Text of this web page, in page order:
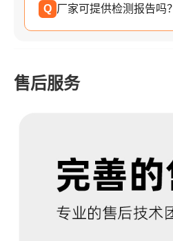
Q 厂家可提供检测报告吗？
售后服务